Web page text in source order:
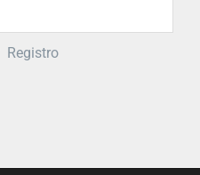
Registro